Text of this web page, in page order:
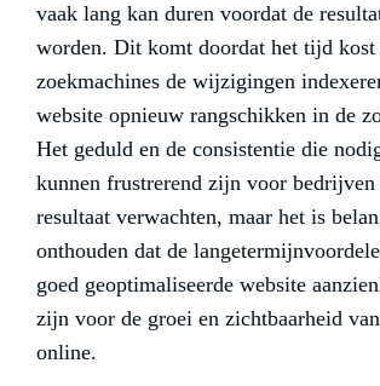
vaak lang kan duren voordat de
worden. Dit komt doordat het tijd kost
zoekmachines de wijzigingen
website opnieuw rangschikken in de
Het geduld en de consistentie die
kunnen frustrerend zijn voor bedrijven
resultaat verwachten, maar het is
onthouden dat de
goed geoptimaliseerde website
zijn voor de groei en zichtbaarheid
online.